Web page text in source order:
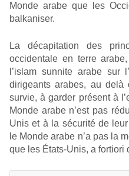
Monde arabe que les
balkaniser.
La décapitation des
occidentale en terre
l’islam sunnite arabe sur
dirigeants arabes, au delà
survie, à garder présent à
Monde arabe n’est pas
Unis et à la sécurité de
le Monde arabe n’a pas la
que les États-Unis, a fortiori